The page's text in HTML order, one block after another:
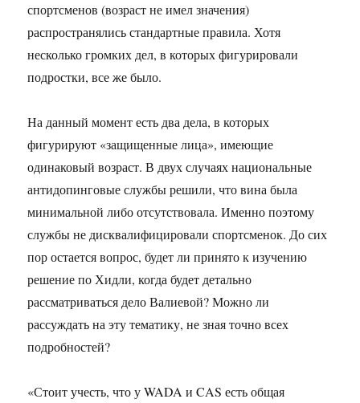
спортсменов (возраст не имел значения)
распространялись стандартные правила. Хотя
несколько громких дел, в которых фигурировали
подростки, все же было.
На данный момент есть два дела, в которых
фигурируют «защищенные лица», имеющие
одинаковый возраст. В двух случаях национальные
антидопинговые службы решили, что вина была
минимальной либо отсутствовала. Именно поэтому
службы не дисквалифицировали спортсменок. До сих
пор остается вопрос, будет ли принято к изучению
решение по Хидли, когда будет детально
рассматриваться дело Валиевой? Можно ли
рассуждать на эту тематику, не зная точно всех
подробностей?
«Стоит учесть, что у WADA и CAS есть общая